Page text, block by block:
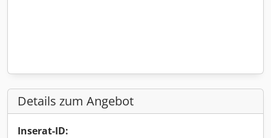
Details zum Angebot
Inserat-ID: